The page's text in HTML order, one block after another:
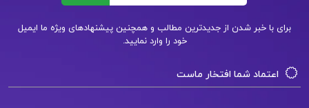
امینیان
دانلود فایل PDF کتاب از دولت عشق گیتی خوشدل
برای با خبر شدن از جدیدترین مطالب و همچنین پیشنهادهای ویژه ما ایمیل
خود را وارد نمایید.
اعتماد شما افتخار ماست